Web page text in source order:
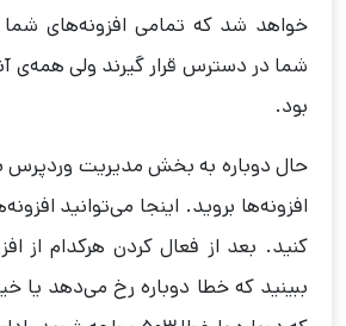
خواهد شد که تمامی افزونه‌های شما
شما در دسترس قرار گیرند ولی همه‌ی
بود.
حال دوباره به بخش مدیریت وردپرس
افزونه‌ها بروید. اینجا می‌توانید
کنید. بعد از فعال کردن هرکدام از
ببینید که خطا دوباره رخ می‌دهد یا